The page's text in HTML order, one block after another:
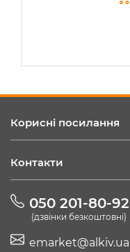
Корисні посилання
Контакти
050 201-80-92
(дзвінки безкоштовні)
emarket@alkiv.ua